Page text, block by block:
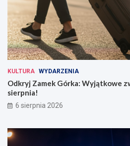
KULTURA WYDARZENIA
Odkryj Zamek Górka: Wyjątkowe
sierpnia!
6 sierpnia 2026